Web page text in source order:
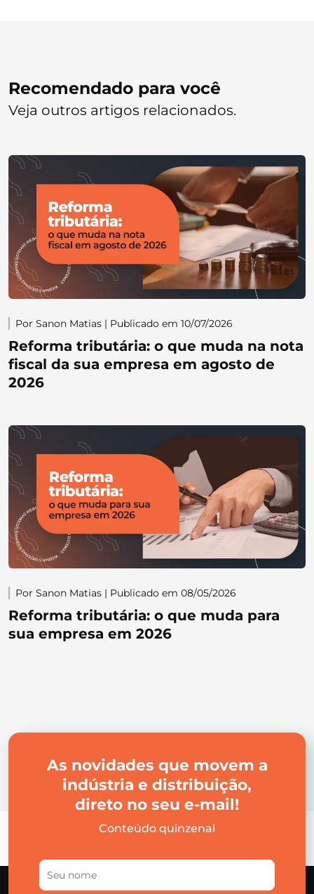
Recomendado para você
Veja outros artigos relacionados.
Por Sanon Matias | Publicado em 10/07/2026
Reforma tributária: o que muda na nota
fiscal da sua empresa em agosto de
2026
Por Sanon Matias | Publicado em 08/05/2026
Reforma tributária: o que muda para
sua empresa em 2026
As novidades que movem a
indústria e distribuição,
direto no seu e-mail!
Conteúdo quinzenal